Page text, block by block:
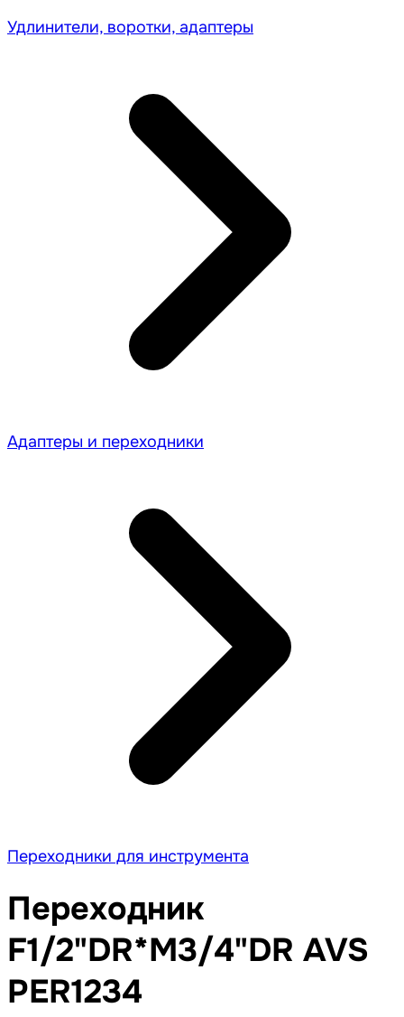
Удлинители, воротки, адаптеры
Адаптеры и переходники
Переходники для инструмента
Переходник
F1/2"DR*M3/4"DR AVS
PER1234